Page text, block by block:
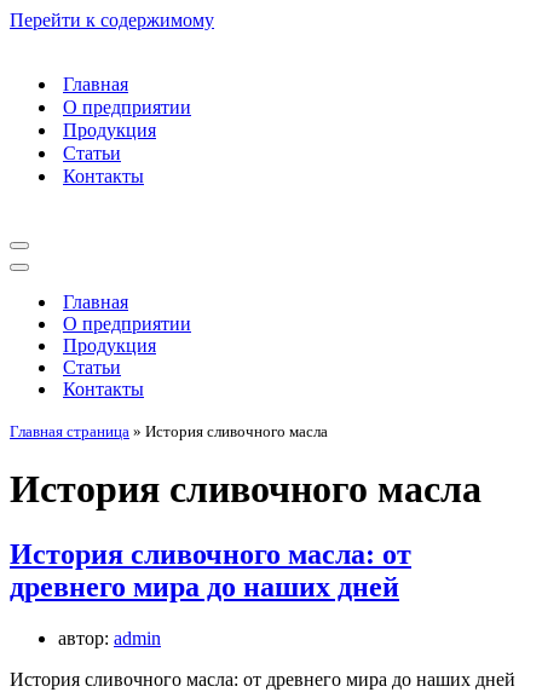
Перейти к содержимому
Главная
О предприятии
Продукция
Статьи
Контакты
Меню
навигации
Меню
навигацииГлавная
О предприятии
Продукция
Статьи
Контакты
Главная страница » История сливочного масла
История сливочного масла
История сливочного масла: от
древнего мира до наших дней
автор: admin
История сливочного масла: от древнего мира до наших дней